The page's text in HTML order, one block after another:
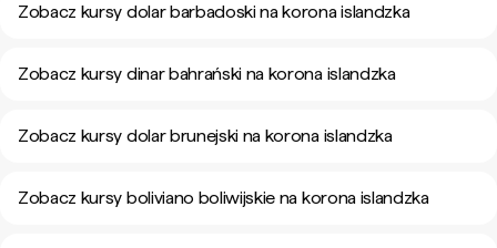
Zobacz kursy dolar barbadoski na korona islandzka
Zobacz kursy dinar bahrański na korona islandzka
Zobacz kursy dolar brunejski na korona islandzka
Zobacz kursy boliviano boliwijskie na korona islandzka